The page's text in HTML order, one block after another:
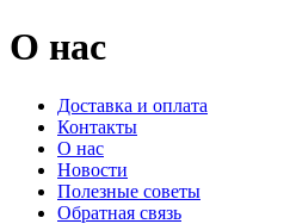
О нас
Доставка и оплата
Контакты
О нас
Новости
Полезные советы
Обратная связь